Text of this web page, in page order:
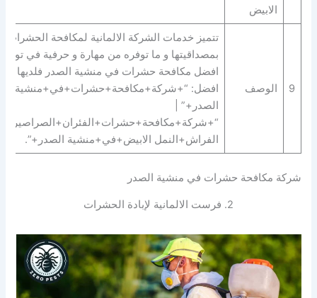
الابيض
9 الوصف
تتميز خدمات الشركة الالمانية لمكافحة الحشرات
بمصداقيتها و ما توفره من مهارة و حرفية في توفير
افضل مكافحة حشرات في منشية الصدر فلديها
افضل: “+شركة+مكافحة+حشرات+في+منشية
الصدر+” |
الفراش+النمل الابيض+في+منشية الصدر+”.
شركة مكافحة حشرات في منشية الصدر
2. فرست الالمانية لإبادة الحشرات